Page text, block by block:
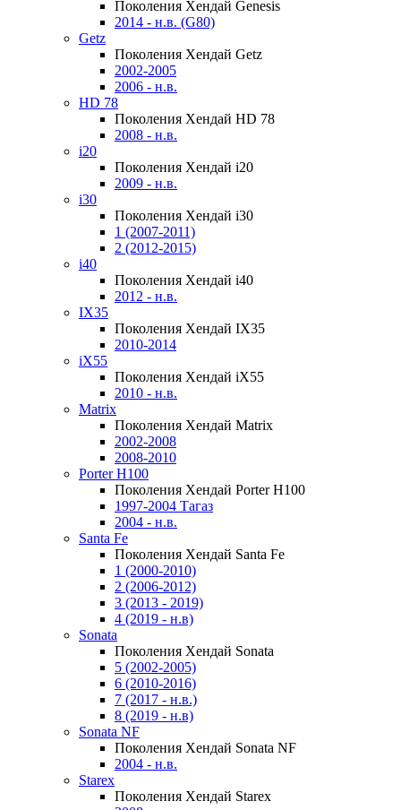
Поколения Хендай Genesis
2014 - н.в. (G80)
Getz
Поколения Хендай Getz
2002-2005
2006 - н.в.
HD 78
Поколения Хендай HD 78
2008 - н.в.
i20
Поколения Хендай i20
2009 - н.в.
i30
Поколения Хендай i30
1 (2007-2011)
2 (2012-2015)
i40
Поколения Хендай i40
2012 - н.в.
IX35
Поколения Хендай IX35
2010-2014
iX55
Поколения Хендай iX55
2010 - н.в.
Matrix
Поколения Хендай Matrix
2002-2008
2008-2010
Porter H100
Поколения Хендай Porter H100
1997-2004 Тагаз
2004 - н.в.
Santa Fe
Поколения Хендай Santa Fe
1 (2000-2010)
2 (2006-2012)
3 (2013 - 2019)
4 (2019 - н.в)
Sonata
Поколения Хендай Sonata
5 (2002-2005)
6 (2010-2016)
7 (2017 - н.в.)
8 (2019 - н.в)
Sonata NF
Поколения Хендай Sonata NF
2004 - н.в.
Starex
Поколения Хендай Starex